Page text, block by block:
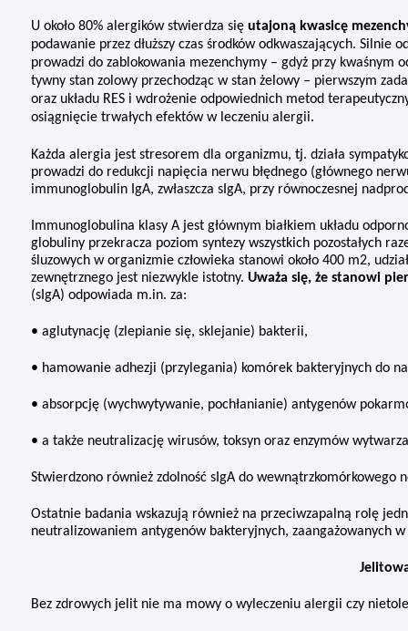
U około 80% alergików stwierdza się utajoną kwasicę
podawanie przez dłuższy czas środków odkwasza­jących. Silnie
prowadzi do zablokowa­nia mezenchymy – gdyż przy
tywny stan zolowy przechodząc w stan żelowy – pierwszym
oraz układu RES i wdrożenie odpowiednich metod
osiągnięcie trwałych efektów w leczeniu alergii.
Każda alergia jest stresorem dla or­ganizmu, tj. działa
prowadzi do redukcji napięcia nerwu błędnego (głównego
immunoglobulin IgA, zwłaszcza sIgA, przy równoczesnej
Immunoglobulina klasy A jest głównym białkiem układu
globuliny przekracza poziom syntezy wszystkich pozostałych
śluzowych w organizmie człowieka stanowi oko­ło 400 m2,
zewnętrznego jest niezwykle istotny. Uważa się, że stano­wi
(sIgA) odpowiada m.in. za:
• aglutynację (zlepianie się, skleja­nie) bakterii,
• hamowanie adhezji (przylegania) komórek bakteryjnych do
• absorpcję (wychwytywanie, po­chłanianie) antygenów
• a także neutralizację wirusów, tok­syn oraz enzymów
Stwierdzono również zdolność sIgA do
Ostatnie badania wskazują również na przeciwzapalną rolę
neutralizowaniem anty­genów bakteryjnych, zaangażowanych
Bez zdrowych jelit nie ma mowy o wyleczeniu alergii czy